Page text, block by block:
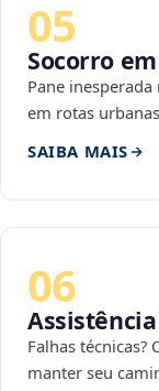
05
Socorro
Pane
em rotas
SAIBA MAIS
06
Falhas
manter seu